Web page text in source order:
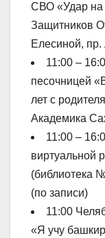
СВО «Удар на
Защитников
Елесиной,
11:00 –
песочницей
лет с
Академика
11:00 –
виртуальной
(библиотека
(по записи)
11:00
«Я учу